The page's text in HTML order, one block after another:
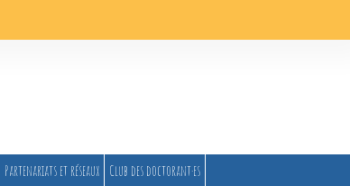
Partenariats et réseaux
Club des doctorant·es